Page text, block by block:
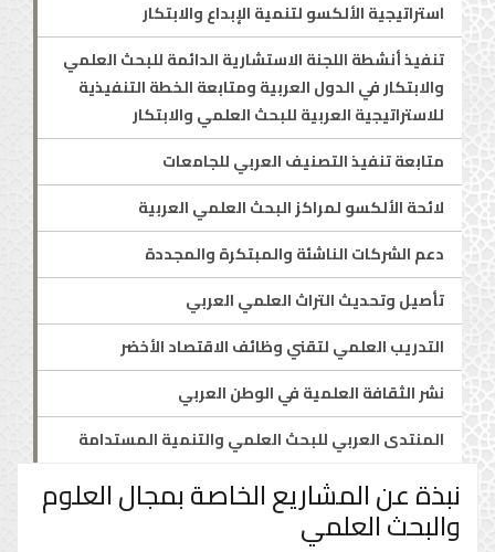
استراتيجية الألكسو لتنمية الإبداع والابتكار
تنفيذ أنشطة اللجنة الاستشارية الدائمة للبحث العلمي
والابتكار في الدول العربية ومتابعة الخطة التنفيذية
للاستراتيجية العربية للبحث العلمي والابتكار
متابعة تنفيذ التصنيف العربي للجامعات
لائحة الألكسو لمراكز البحث العلمي العربية
دعم الشركات الناشئة والمبتكرة والمجددة
تأصيل وتحديث التراث العلمي العربي
التدريب العلمي لتقني وظائف الاقتصاد الأخضر
نشر الثقافة العلمية في الوطن العربي
المنتدى العربي للبحث العلمي والتنمية المستدامة
نبذة عن المشاريع الخاصة بمجال العلوم
والبحث العلمي